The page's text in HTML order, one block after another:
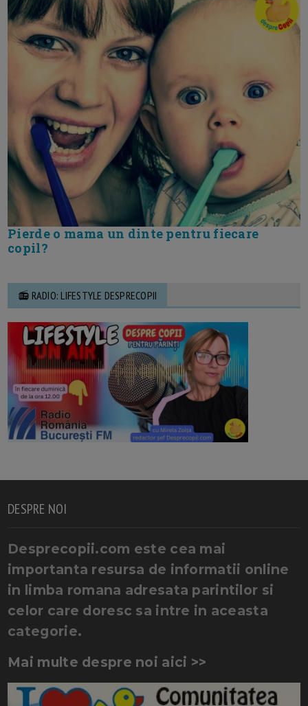
Pierde o mama un dinte pentru fiecare
copil?
📻 RADIO: LIFESTYLE DESPRECOPII
DESPRE NOI
Desprecopii.com este cea mai
importanta resursa de informatii online
in limba romana adresata parintilor si
celor care doresc sa intre in aceasta
categorie.
Mai multe despre noi aici >>